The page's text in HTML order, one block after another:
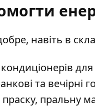
навіть в
та вечірні
пральну